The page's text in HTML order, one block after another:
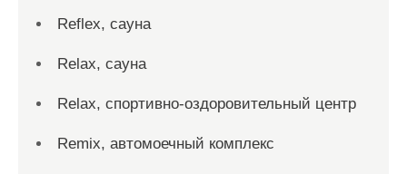
Reflex, сауна
Relax, сауна
Relax, спортивно-оздоровительный центр
Remix, автомоечный комплекс